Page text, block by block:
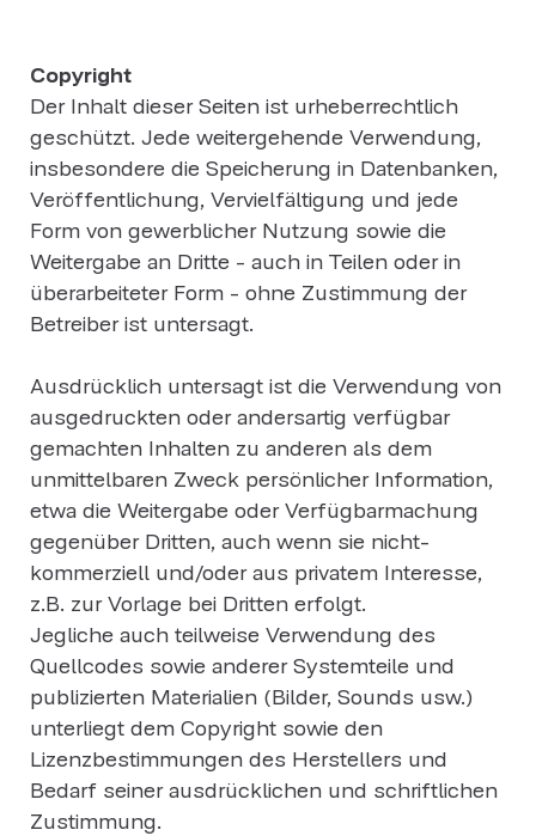
Copyright
Der Inhalt dieser Seiten ist urheberrechtlich
geschützt. Jede weitergehende Verwendung,
insbesondere die Speicherung in Datenbanken,
Veröffentlichung, Vervielfältigung und jede
Form von gewerblicher Nutzung sowie die
Weitergabe an Dritte - auch in Teilen oder in
überarbeiteter Form - ohne Zustimmung der
Betreiber ist untersagt.
Ausdrücklich untersagt ist die Verwendung von
ausgedruckten oder andersartig verfügbar
gemachten Inhalten zu anderen als dem
unmittelbaren Zweck persönlicher Information,
etwa die Weitergabe oder Verfügbarmachung
gegenüber Dritten, auch wenn sie nicht-
kommerziell und/oder aus privatem Interesse,
z.B. zur Vorlage bei Dritten erfolgt.
Jegliche auch teilweise Verwendung des
Quellcodes sowie anderer Systemteile und
publizierten Materialien (Bilder, Sounds usw.)
unterliegt dem Copyright sowie den
Lizenzbestimmungen des Herstellers und
Bedarf seiner ausdrücklichen und schriftlichen
Zustimmung.